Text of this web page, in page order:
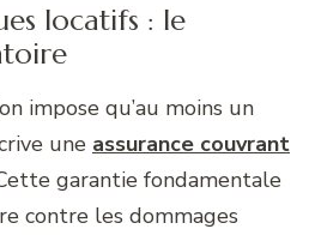
locatifs : le
impose qu’au moins un
une assurance couvrant
garantie fondamentale
contre les dommages